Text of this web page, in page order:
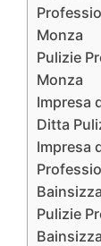
Monza
Pulizie
Monza
Impresa
Ditta
Impresa
Pulizie